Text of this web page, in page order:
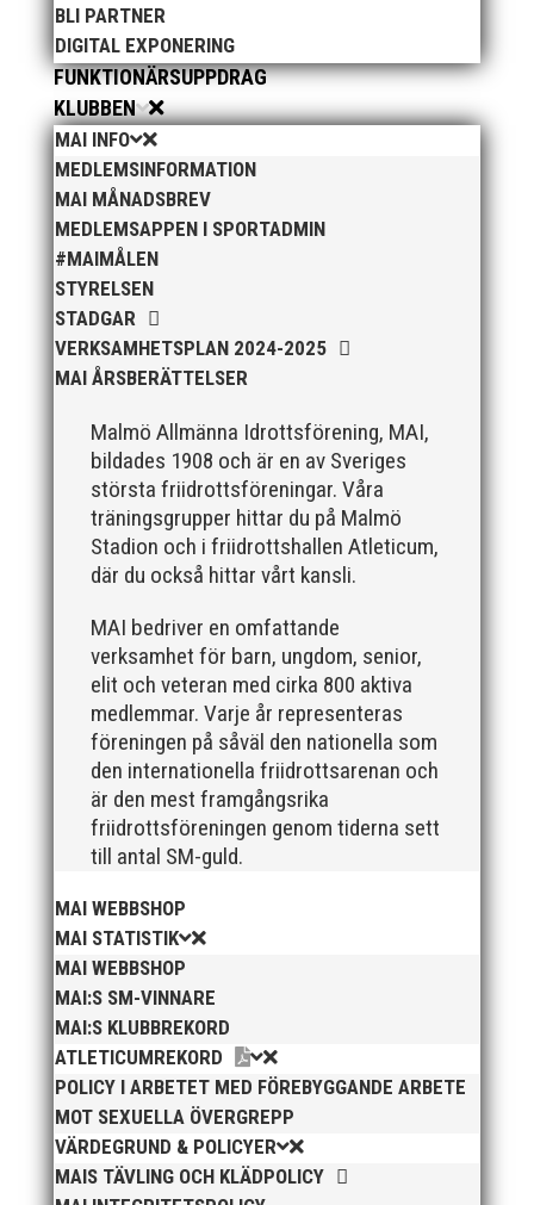
BLI PARTNER
DIGITAL EXPONERING
FUNKTIONÄRSUPPDRAG
KLUBBEN
MAI INFO
MEDLEMSINFORMATION
MAI MÅNADSBREV
MEDLEMSAPPEN I SPORTADMIN
#MAIMÅLEN
STYRELSEN
STADGAR
VERKSAMHETSPLAN 2024-2025
MAI ÅRSBERÄTTELSER
Malmö Allmänna Idrottsförening, MAI,
bildades 1908 och är en av Sveriges
största friidrottsföreningar. Våra
träningsgrupper hittar du på Malmö
Stadion och i friidrottshallen Atleticum,
där du också hittar vårt kansli.
MAI bedriver en omfattande
verksamhet för barn, ungdom, senior,
elit och veteran med cirka 800 aktiva
medlemmar. Varje år representeras
föreningen på såväl den nationella som
den internationella friidrottsarenan och
är den mest framgångsrika
friidrottsföreningen genom tiderna sett
till antal SM-guld.
MAI WEBBSHOP
MAI STATISTIK
MAI WEBBSHOP
MAI:S SM-VINNARE
MAI:S KLUBBREKORD
ATLETICUMREKORD
POLICY I ARBETET MED FÖREBYGGANDE ARBETE
MOT SEXUELLA ÖVERGREPP
VÄRDEGRUND & POLICYER
MAIS TÄVLING OCH KLÄDPOLICY